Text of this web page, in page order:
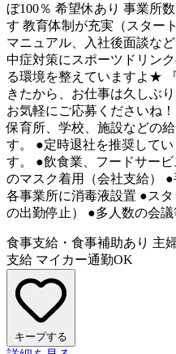
ぼ100％ 希望休あり 事業所
す 教育体制が充実（スター
マニュアル、入社後面談な
中症対策にスポーツドリン
る環境を整えていますよ★
きたから、お仕事は久しぶ
お気軽にご応募くださいね
保育所、学校、施設などの
す。 ●定時退社を推奨して
す。 ●飲食業、フードサー
のマスク着用（会社支給）
各事業所に消毒液設置 ●ス
の出勤停止） ●多人数の会議
食事支給・食事補助あり 主
支給 マイカー通勤OK
キープする